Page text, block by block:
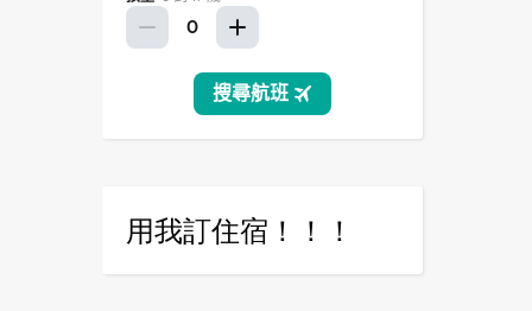
用我訂住宿！！！